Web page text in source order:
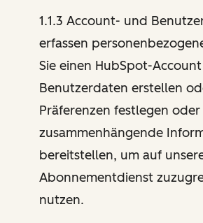
1.1.3 Account- und
erfassen
Sie einen HubSpot-
Benutzerdaten erstellen
Präferenzen festlegen
zusammenhängende
bereitstellen, um auf
Abonnementdienst
nutzen.